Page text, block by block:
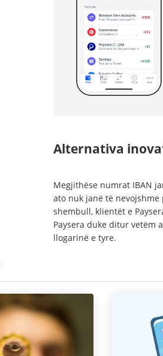
Alternativa
Megjithëse numrat IBAN
ato nuk janë të
shembull, klientët e
Paysera duke ditur vetëm
llogarinë e tyre.